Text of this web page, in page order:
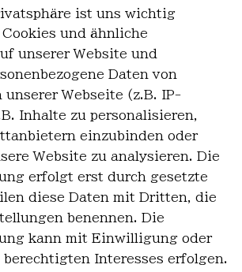
Hinzufügen
ges. MwStzzgl.Versandkosten
1
ist uns wichtig
und ähnliche
unserer Website und
Daten von
unserer Webseite (z.B. IP-
Inhalte zu personalisieren,
einzubinden oder
Website zu analysieren. Die
erfolgt erst durch gesetzte
diese Daten mit Dritten, die
benennen. Die
kann mit Einwilligung oder
Interesses erfolgen.